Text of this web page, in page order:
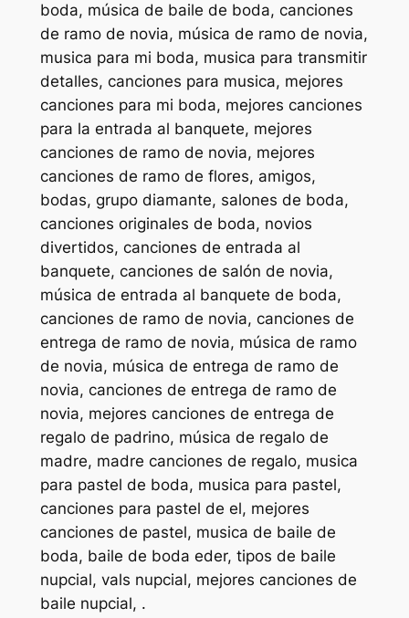
boda, música de baile de boda, canciones
de ramo de novia, música de ramo de novia,
musica para mi boda, musica para transmitir
detalles, canciones para musica, mejores
canciones para mi boda, mejores canciones
para la entrada al banquete, mejores
canciones de ramo de novia, mejores
canciones de ramo de flores, amigos,
bodas, grupo diamante, salones de boda,
canciones originales de boda, novios
divertidos, canciones de entrada al
banquete, canciones de salón de novia,
música de entrada al banquete de boda,
canciones de ramo de novia, canciones de
entrega de ramo de novia, música de ramo
de novia, música de entrega de ramo de
novia, canciones de entrega de ramo de
novia, mejores canciones de entrega de
regalo de padrino, música de regalo de
madre, madre canciones de regalo, musica
para pastel de boda, musica para pastel,
canciones para pastel de el, mejores
canciones de pastel, musica de baile de
boda, baile de boda eder, tipos de baile
nupcial, vals nupcial, mejores canciones de
baile nupcial, .